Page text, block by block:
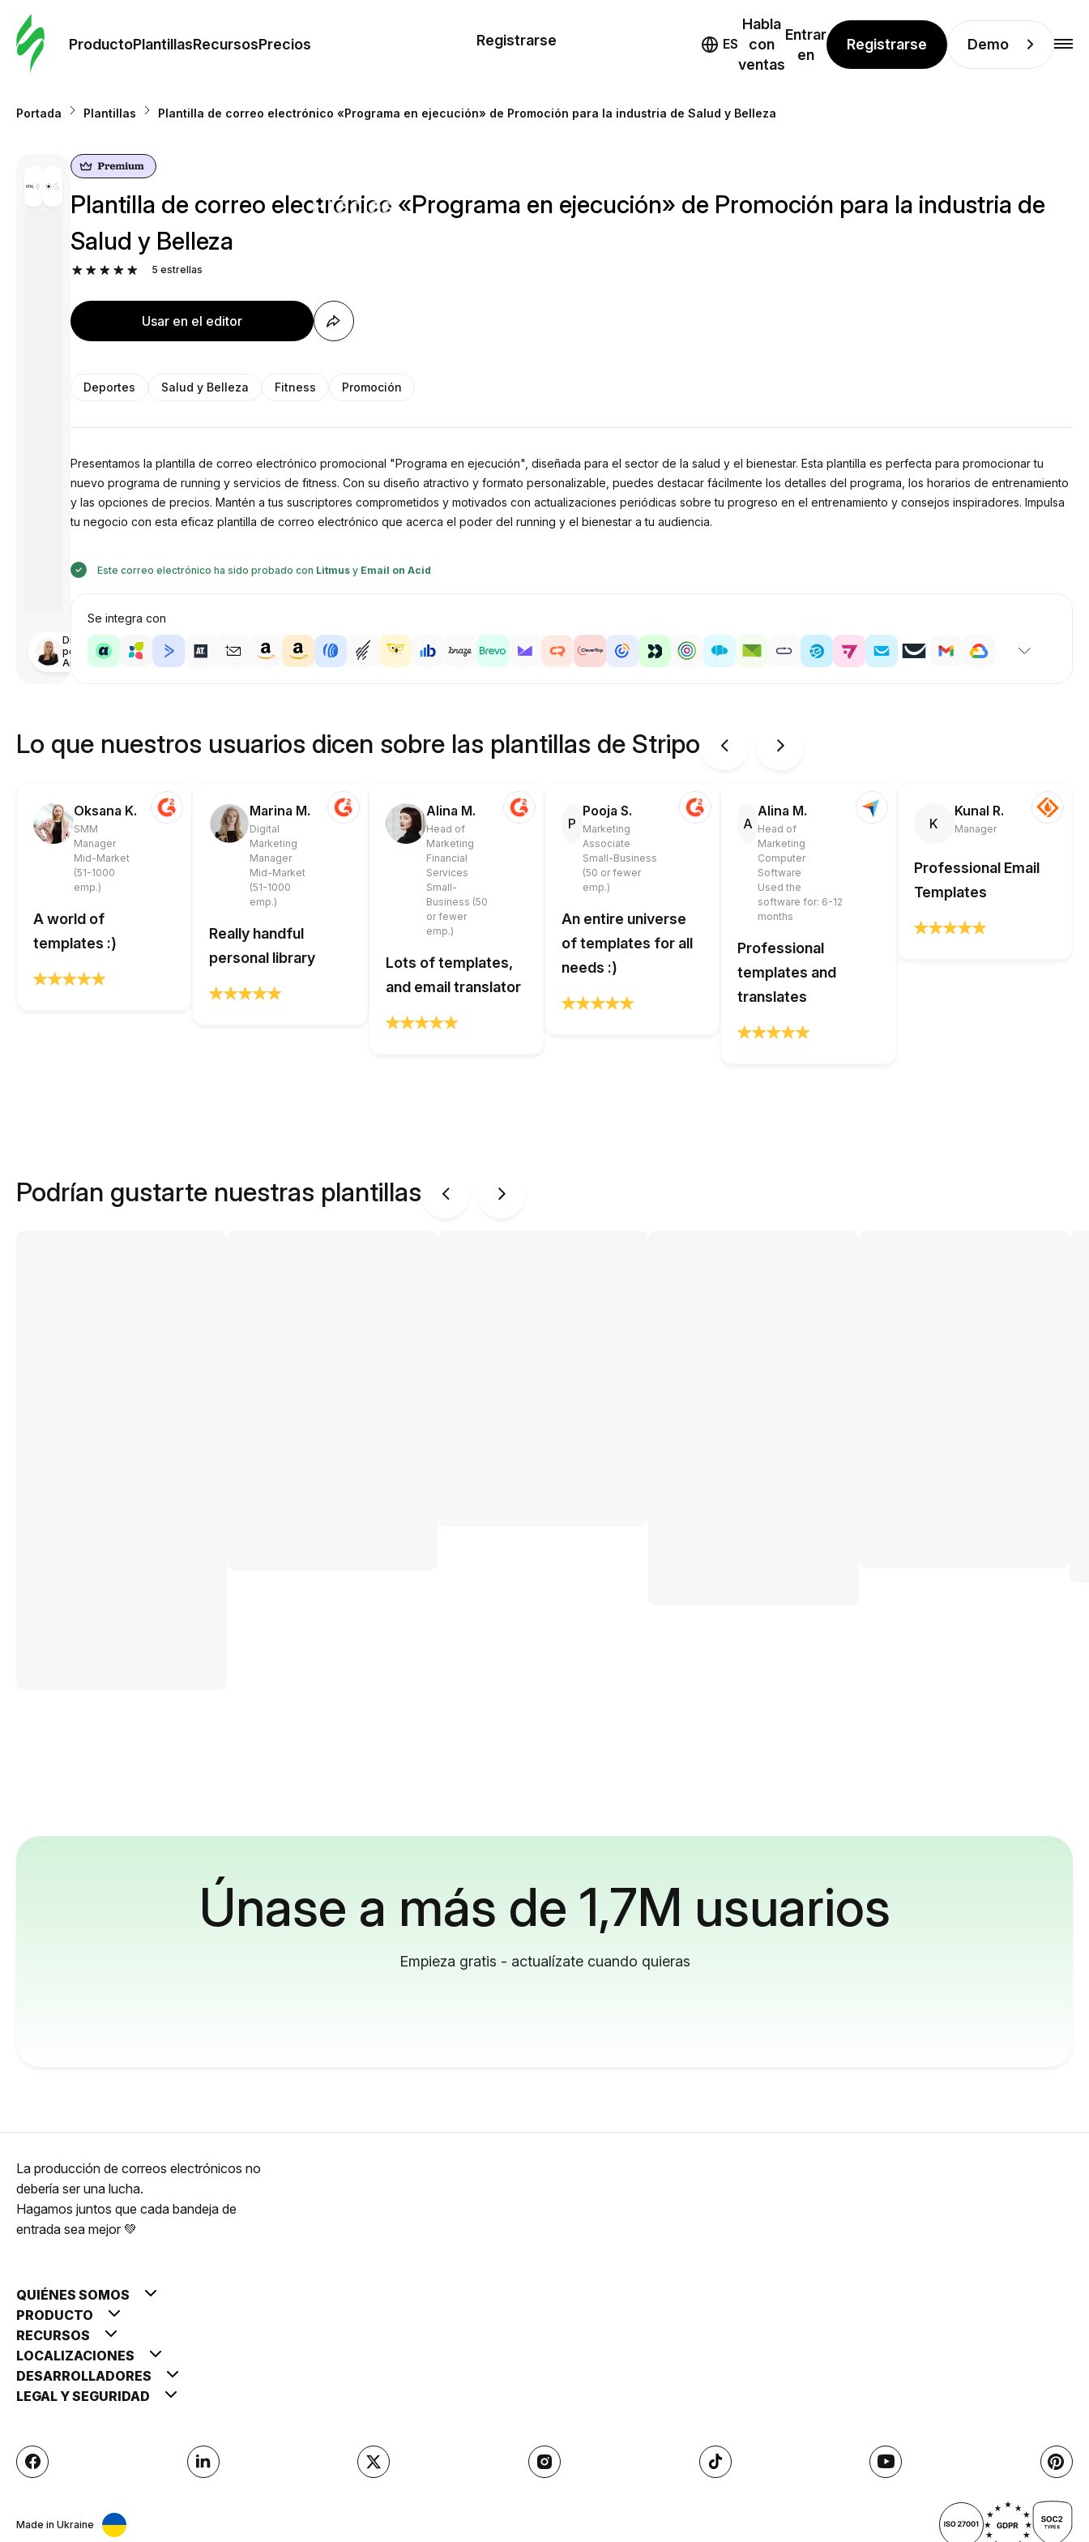
ProductoPlantillasRecursosPrecios
Precios
Registrarse ES
Habla
con
ventas
Entrar
en
Registrarse Demo
Portada Plantillas Plantilla de correo electrónico «Programa en ejecución» de Promoción para la industria de Salud y Belleza
Diseñado
por
Anastasiia
Plantilla de correo electrónico «Programa en ejecución» de Promoción para la industria de
Salud y Belleza
5 estrellas
Usar en el editor
Deportes Salud y Belleza Fitness Promoción
Presentamos la plantilla de correo electrónico promocional "Programa en ejecución", diseñada para el sector de la salud y el bienestar. Esta plantilla es perfecta para promocionar tu
nuevo programa de running y servicios de fitness. Con su diseño atractivo y formato personalizable, puedes destacar fácilmente los detalles del programa, los horarios de entrenamiento
y las opciones de precios. Mantén a tus suscriptores comprometidos y motivados con actualizaciones periódicas sobre tu progreso en el entrenamiento y consejos inspiradores. Impulsa
tu negocio con esta eficaz plantilla de correo electrónico que acerca el poder del running y el bienestar a tu audiencia.
Este correo electrónico ha sido probado con Litmusy Email on Acid
Se integra con
Lo que nuestros usuarios dicen sobre las plantillas de Stripo
Oksana K.
SMM
Manager
Mid-Market
(51-1000
emp.)
A world of
templates :)
Marina M.
Digital
Marketing
Manager
Mid-Market
(51-1000
emp.)
Really handful
personal library
Alina M.
Head of
Marketing
Financial
Services
Small-
Business (50
or fewer
emp.)
Lots of templates,
and email translator
P
Pooja S.
Marketing
Associate
Small-Business
(50 or fewer
emp.)
An entire universe
of templates for all
needs :)
A
Alina M.
Head of
Marketing
Computer
Software
Used the
software for: 6-12
months
Professional
templates and
translates
K
Kunal R.
Manager
Professional Email
Templates
Podrían gustarte nuestras plantillas
Únase a más de 1,7M usuarios
Empieza gratis - actualízate cuando quieras
La producción de correos electrónicos no
debería ser una lucha.
Hagamos juntos que cada bandeja de
entrada sea mejor 💚
QUIÉNES SOMOS
PRODUCTO
RECURSOS
LOCALIZACIONES
DESARROLLADORES
LEGAL Y SEGURIDAD
Made in Ukraine